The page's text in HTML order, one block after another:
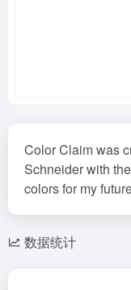
Color Claim was
Schneider with
colors for my
数据统计